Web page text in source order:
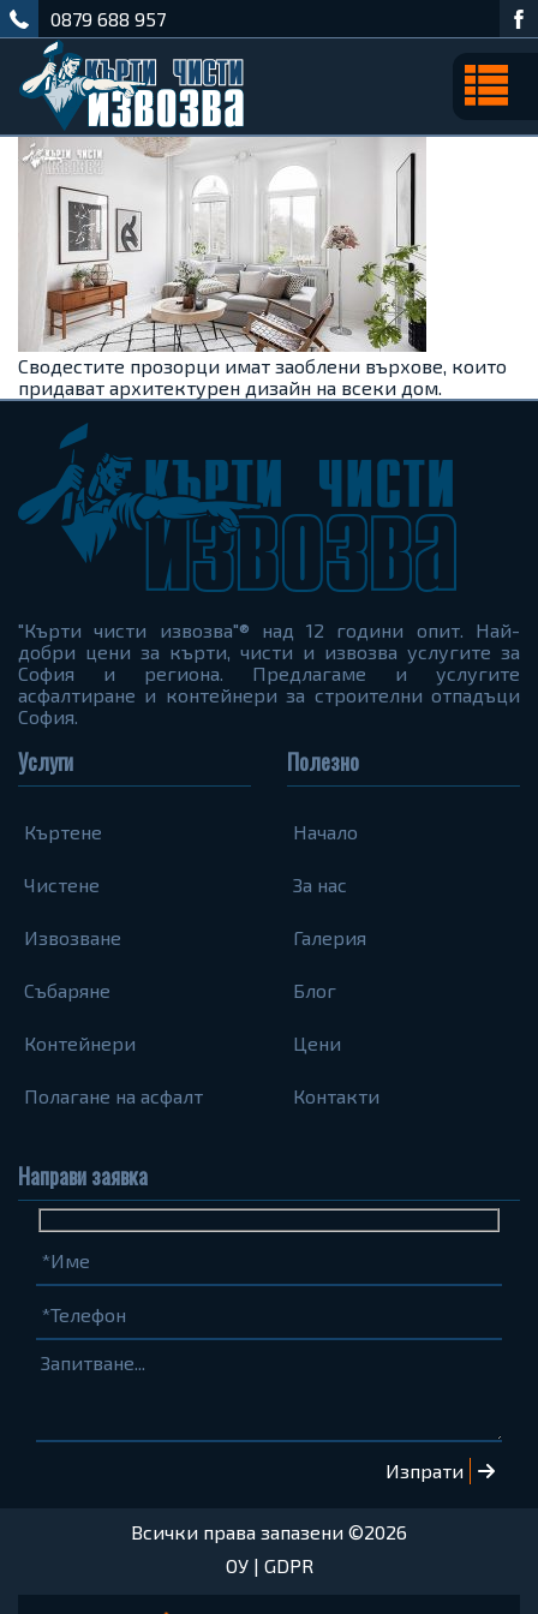
0879 688 957
Сводестите прозорци имат заоблени върхове, които
придават архитектурен дизайн на всеки дом.
"Кърти чисти извозва"® над 12 години опит. Най-
добри цени за кърти, чисти и извозва услугите за
София и региона. Предлагаме и услугите
асфалтиране и контейнери за строителни отпадъци
София.
Услуги
Къртене
Чистене
Извозване
Събаряне
Контейнери
Полагане на асфалт
Полезно
Начало
За нас
Галерия
Блог
Цени
Контакти
Направи заявка
Име
(задължително)
Телефон
(задължително)
Запитване...
Всички права запазени ©2026
ОУ| GDPR